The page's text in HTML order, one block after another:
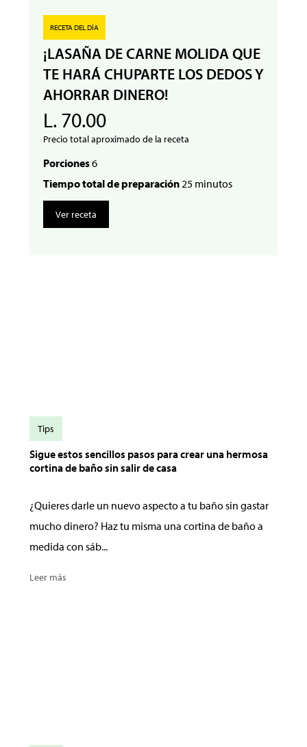
RECETA DEL DÍA
¡LASAÑA DE CARNE MOLIDA QUE
TE HARÁ CHUPARTE LOS DEDOS Y
AHORRAR DINERO!
L. 70.00
Precio total aproximado de la receta
Porciones6
Tiempo total de preparación25 minutos
Ver receta
Sigue estos sencillos pasos para crear una hermosa
cortina de baño sin salir de casa
¿Quieres darle un nuevo aspecto a tu baño sin gastar
mucho dinero? Haz tu misma una cortina de baño a
medida con sáb...
Leer más
Tips